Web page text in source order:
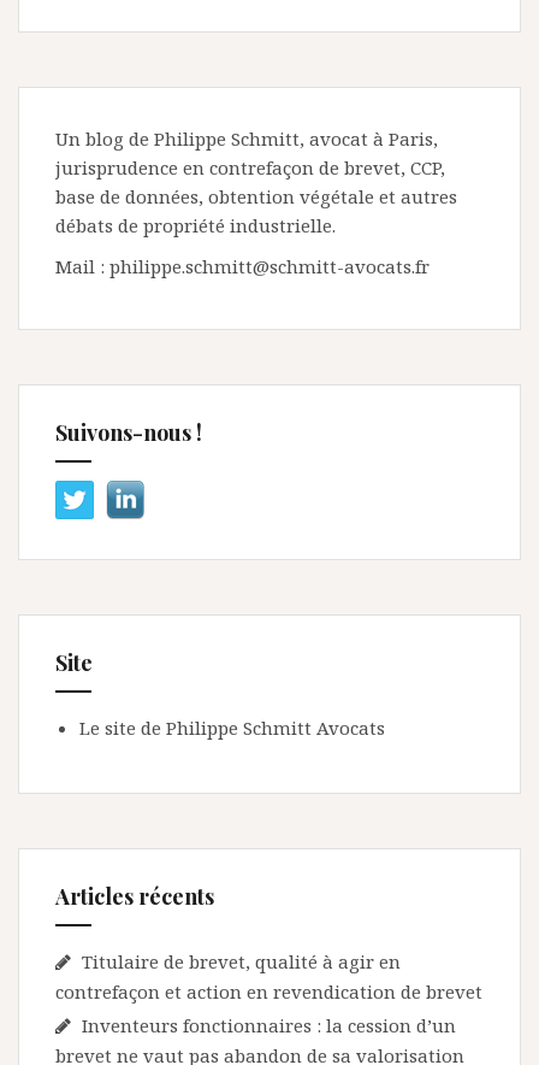
Un blog de Philippe Schmitt, avocat à Paris,
jurisprudence en contrefaçon de brevet, CCP,
base de données, obtention végétale et autres
débats de propriété industrielle.
Mail : philippe.schmitt@schmitt-avocats.fr
Suivons-nous !
Site
Le site de Philippe Schmitt Avocats
Articles récents
Titulaire de brevet, qualité à agir en
contrefaçon et action en revendication de brevet
Inventeurs fonctionnaires : la cession d’un
brevet ne vaut pas abandon de sa valorisation